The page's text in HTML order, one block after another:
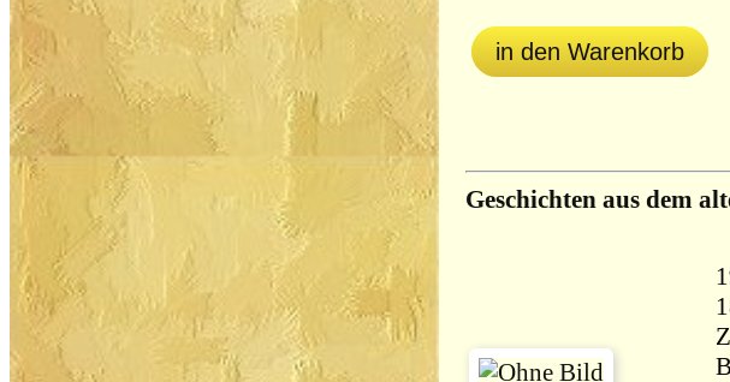
in den Warenkorb
Geschichten aus dem